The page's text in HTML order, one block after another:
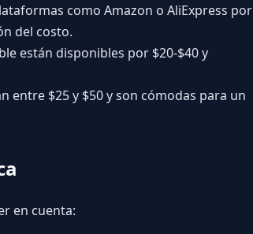
como Amazon o AliExpress por
del costo.
están disponibles por $20-$40 y
entre $25 y $50 y son cómodas para un
en cuenta: